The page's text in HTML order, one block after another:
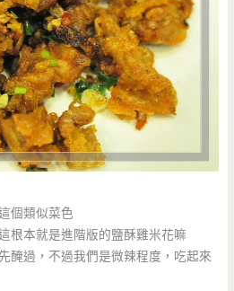
個類似菜色
根本就是進階版的鹽酥雞米花嘛
醃過，不過我們是微辣程度，吃起來